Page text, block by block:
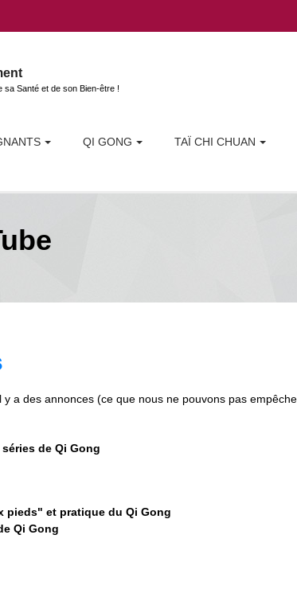
sa Santé et de son Bien-être !
QI GONG TAÏ CHI CHUAN
a des annonces (ce que nous ne pouvons pas
de Qi Gong
pieds" et pratique du Qi Gong
Qi Gong